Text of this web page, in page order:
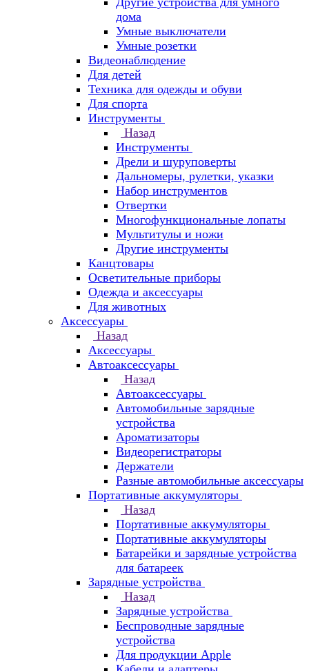
дома
Умные выключатели
Умные розетки
Видеонаблюдение
Для детей
Техника для одежды и обуви
Для спорта
Инструменты
Назад
Инструменты
Дрели и шуруповерты
Дальномеры, рулетки, указки
Набор инструментов
Отвертки
Многофункциональные лопаты
Мультитулы и ножи
Другие инструменты
Канцтовары
Осветительные приборы
Одежда и аксессуары
Для животных
Аксессуары
Назад
Аксессуары
Автоаксессуары
Назад
Автоаксессуары
Автомобильные зарядные
устройства
Ароматизаторы
Видеорегистраторы
Держатели
Разные автомобильные аксессуары
Портативные аккумуляторы
Назад
Портативные аккумуляторы
Портативные аккумуляторы
Батарейки и зарядные устройства
для батареек
Зарядные устройства
Назад
Зарядные устройства
Беспроводные зарядные
устройства
Для продукции Apple